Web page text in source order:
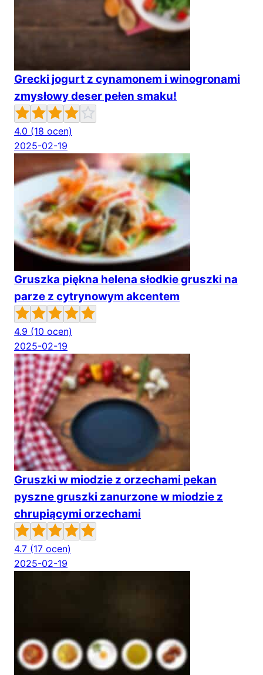
Grecki jogurt z cynamonem i winogronami
zmysłowy deser pełen smaku!
4.0 (18 ocen)
2025-02-19
Gruszka piękna helena słodkie gruszki na
parze z cytrynowym akcentem
4.9 (10 ocen)
2025-02-19
Gruszki w miodzie z orzechami pekan
pyszne gruszki zanurzone w miodzie z
chrupiącymi orzechami
4.7 (17 ocen)
2025-02-19